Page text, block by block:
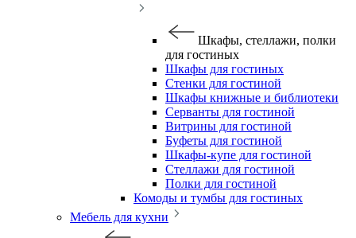
Шкафы, стеллажи, полки
для гостиных
Шкафы для гостиных
Стенки для гостиной
Шкафы книжные и библиотеки
Серванты для гостиной
Витрины для гостиной
Буфеты для гостиной
Шкафы-купе для гостиной
Стеллажи для гостиной
Полки для гостиной
Комоды и тумбы для гостиных
Мебель для кухни